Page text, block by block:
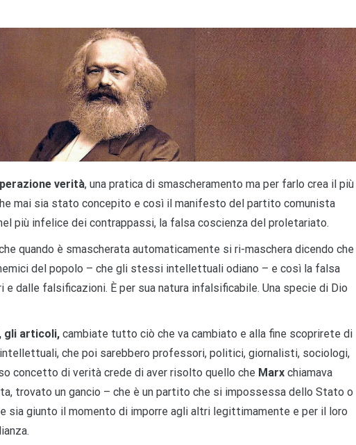
verità, una pratica di smascheramento ma per farlo crea il più
mai sia stato concepito e così il manifesto del partito comunista
più infelice dei contrappassi, la falsa coscienza del proletariato.
quando è smascherata automaticamente si ri-maschera dicendo che
del popolo – che gli stessi intellettuali odiano – e così la falsa
dalle falsificazioni. È per sua natura infalsificabile. Una specie di Dio
gli articoli, cambiate tutto ciò che va cambiato e alla fine scoprirete di
che poi sarebbero professori, politici, giornalisti, sociologi,
concetto di verità crede di aver risolto quello che Marx chiamava
trovato un gancio – che è un partito che si impossessa dello Stato o
sia giunto il momento di imporre agli altri legittimamente e per il loro